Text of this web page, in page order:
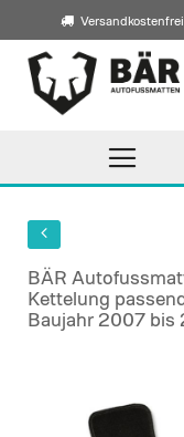
Direkt
zum
Inhalt
BÄR
Kettelung
Baujahr 2007 bis